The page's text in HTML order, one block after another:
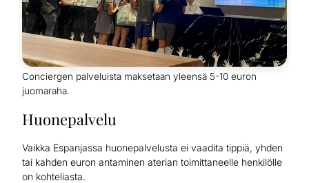
Conciergen palveluista maksetaan yleensä 5-10 euron
juomaraha.
Huonepalvelu
Vaikka Espanjassa huonepalvelusta ei vaadita tippiä, yhden
tai kahden euron antaminen aterian toimittaneelle henkilölle
on kohteliasta.